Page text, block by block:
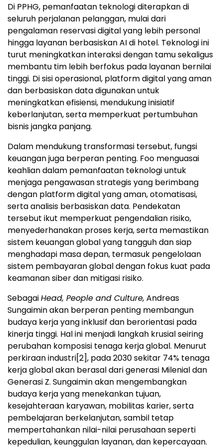
Di PPHG, pemanfaatan teknologi diterapkan di
seluruh perjalanan pelanggan, mulai dari
pengalaman reservasi digital yang lebih personal
hingga layanan berbasiskan AI di hotel. Teknologi ini
turut meningkatkan interaksi dengan tamu sekaligus
membantu tim lebih berfokus pada layanan bernilai
tinggi. Di sisi operasional, platform digital yang aman
dan berbasiskan data digunakan untuk
meningkatkan efisiensi, mendukung inisiatif
keberlanjutan, serta memperkuat pertumbuhan
bisnis jangka panjang.
Dalam mendukung transformasi tersebut, fungsi
keuangan juga berperan penting. Foo menguasai
keahlian dalam pemanfaatan teknologi untuk
menjaga pengawasan strategis yang berimbang
dengan platform digital yang aman, otomatisasi,
serta analisis berbasiskan data. Pendekatan
tersebut ikut memperkuat pengendalian risiko,
menyederhanakan proses kerja, serta memastikan
sistem keuangan global yang tangguh dan siap
menghadapi masa depan, termasuk pengelolaan
sistem pembayaran global dengan fokus kuat pada
keamanan siber dan mitigasi risiko.
SebagaiHead, People and Culture, Andreas
Sungaimin akan berperan penting membangun
budaya kerja yang inklusif dan berorientasi pada
kinerja tinggi. Hal ini menjadi langkah krusial seiring
perubahan komposisi tenaga kerja global. Menurut
perkiraan industri[2], pada 2030 sekitar 74% tenaga
kerja global akan berasal dari generasi Milenial dan
Generasi Z. Sungaimin akan mengembangkan
budaya kerja yang menekankan tujuan,
kesejahteraan karyawan, mobilitas karier, serta
pembelajaran berkelanjutan, sambil tetap
mempertahankan nilai-nilai perusahaan seperti
kepedulian, keunggulan layanan, dan kepercayaan.